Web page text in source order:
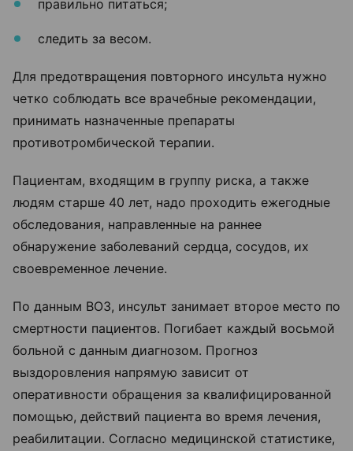
правильно питаться;
следить за весом.
Для предотвращения повторного инсульта нужно
четко соблюдать все врачебные рекомендации,
принимать назначенные препараты
противотромбической терапии.
Пациентам, входящим в группу риска, а также
людям старше 40 лет, надо проходить ежегодные
обследования, направленные на раннее
обнаружение заболеваний сердца, сосудов, их
своевременное лечение.
По данным ВОЗ, инсульт занимает второе место по
смертности пациентов. Погибает каждый восьмой
больной с данным диагнозом. Прогноз
выздоровления напрямую зависит от
оперативности обращения за квалифицированной
помощью, действий пациента во время лечения,
реабилитации. Согласно медицинской статистике,